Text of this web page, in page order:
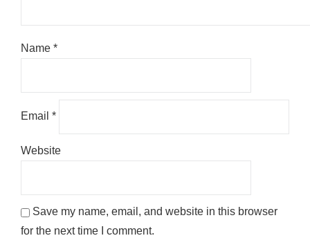
Name *
Email *
Website
Save my name, email, and website in this browser
for the next time I comment.